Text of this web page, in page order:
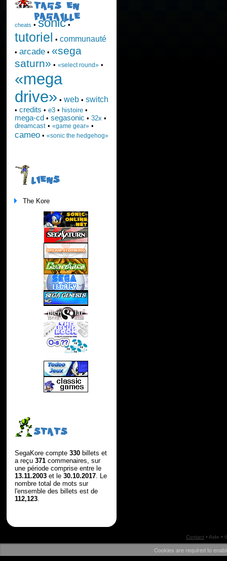
TAGS EN
PAGAILLE
cheats • sonic•
tutoriel • communauté
• arcade• «sega
saturn» • «select round»•
«mega
drive» • web• switch
• credits • e3• histoire•
mega-cd • segasonic • 32x •
dreamcast• «game gear»•
cameo• «sonic the hedgehog»
LIENS
The Kore
STATS
SegaKore compte 330billets et
a reçu 371commenaires, sur
une période comprise entre le
13.11.2003et le 30.10.2017. Le
nombre total de mots sur
l'ensemble des billets est de
112,123.
Contact• Aide •
Cookies are required to